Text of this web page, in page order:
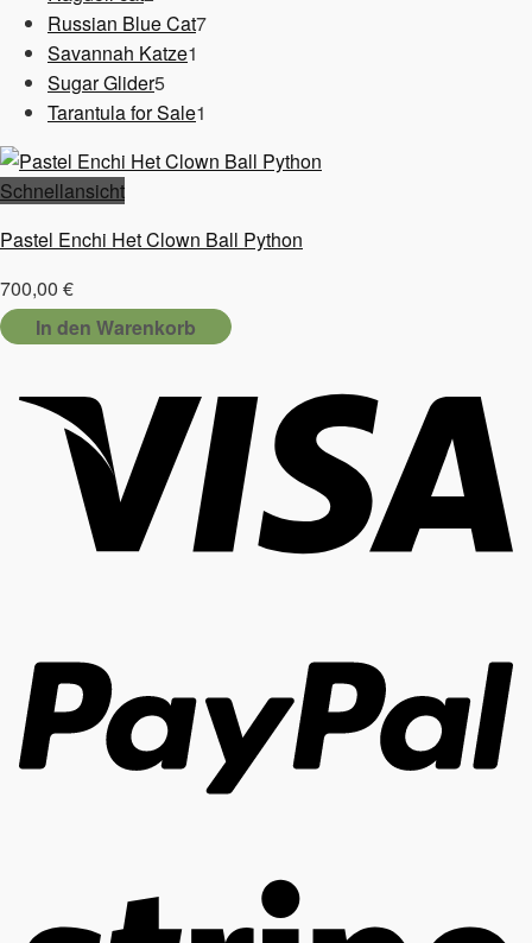
Produkte
Russian Blue Cat77
Savannah Katze1
Sugar Glider55
Produkte
Tarantula for Sale1
Schnellansicht
Pastel Enchi Het Clown Ball Python
700,00 €
In den Warenkorb